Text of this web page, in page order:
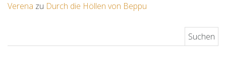
Verena zu Durch die Höllen von Beppu